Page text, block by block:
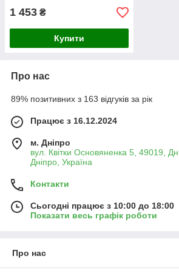
1 453 ₴
Купити
Про нас
89% позитивних з 163 відгуків за рік
Працює з 16.12.2024
м. Дніпро
вул. Квітки Основяненка 5, 49019,
Дніпро, Україна
Контакти
Сьогодні працює з 10:00 до 18:00
Показати весь графік роботи
Про нас